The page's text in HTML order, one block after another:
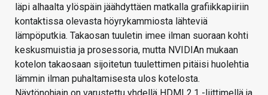
läpi alhaalta ylöspäin jäähdyttäen matkalla grafiikkapiiriin
kontaktissa olevasta höyrykammiosta lähteviä
lämpöputkia. Takaosan tuuletin imee ilman suoraan kohti
keskusmuistia ja prosessoria, mutta NVIDIAn mukaan
kotelon takaosaan sijoitetun tuulettimen pitäisi huolehtia
lämmin ilman puhaltamisesta ulos kotelosta.